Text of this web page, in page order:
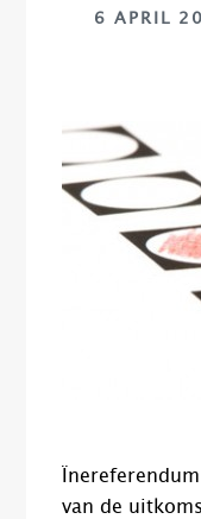
6 APRIL
van de